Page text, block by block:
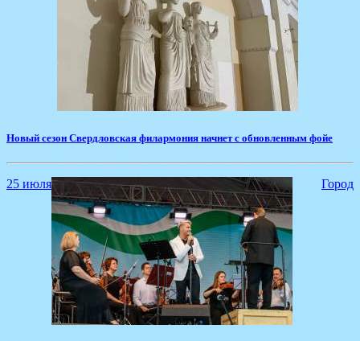
Новый сезон Свердловская филармония начнет с обновленным фойе
25 июля Город